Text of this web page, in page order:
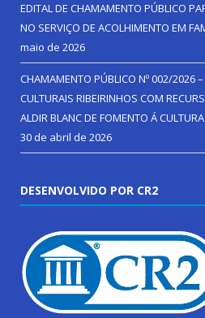
EDITAL DE CHAMAMENTO PÚBLICO
NO SERVIÇO DE ACOLHIMENTO EM
maio de 2026
CHAMAMENTO PÚBLICO Nº 002/2026
CULTURAIS RIBEIRINHOS COM
ALDIR BLANC DE FOMENTO Á
30 de abril de 2026
DESENVOLVIDO POR CR2